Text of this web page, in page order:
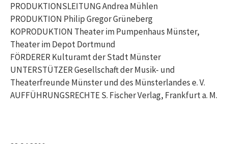
PRODUKTIONSLEITUNG Andrea Mühlen
PRODUKTION Philip Gregor Grüneberg
KOPRODUKTION Theater im Pumpenhaus Münster,
Theater im Depot Dortmund
FÖRDERER Kulturamt der Stadt Münster
UNTERSTÜTZER Gesellschaft der Musik- und
Theaterfreunde Münster und des Münsterlandes e. V.
AUFFÜHRUNGSRECHTE S. Fischer Verlag, Frankfurt a. M.